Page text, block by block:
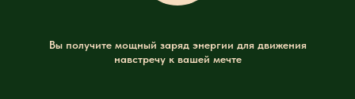
Вы получите мощный заряд энергии для движения
навстречу к вашей мечте